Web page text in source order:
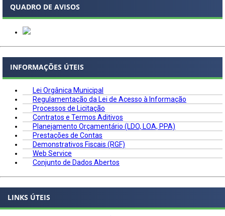
QUADRO DE AVISOS
INFORMAÇÕES ÚTEIS
Lei Orgânica Municipal
Regulamentação da Lei de Acesso à Informação
Processos de Licitação
Contratos e Termos Aditivos
Planejamento Orçamentário (LDO, LOA, PPA)
Prestações de Contas
Demonstrativos Fiscais (RGF)
Web Service
Conjunto de Dados Abertos
LINKS ÚTEIS